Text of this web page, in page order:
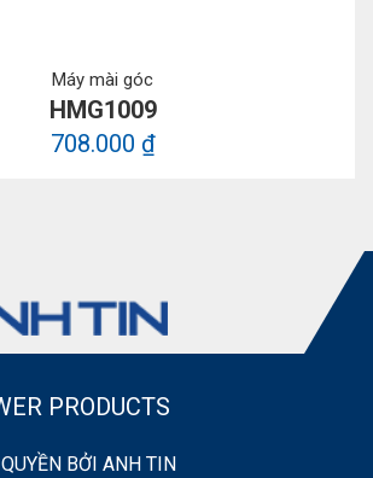
Máy mài góc
HMG1009
708.000 ₫
PRODUCTS
BỞI ANH TIN